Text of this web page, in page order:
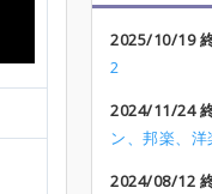
2025/10/19
2
2024/11/24
ン、邦楽、
2024/08/12